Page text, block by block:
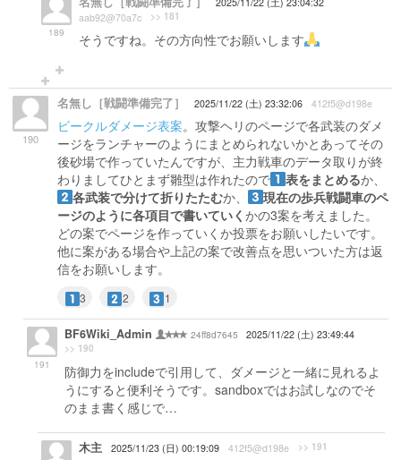
189
aab92@70a7c
>> 181
そうですね。その方向性でお願いします
190
名無し［戦闘準備完了］ 2025/11/22 (土) 23:32:06 412f5@d198e
ビークルダメージ表案。攻撃ヘリのページで各武装のダメ
ージをランチャーのようにまとめられないかとあってその
後砂場で作っていたんですが、主力戦車のデータ取りが終
わりましてひとまず雛型は作れたので
表をまとめるか、
各武装で分けて折りたたむか、
現在の歩兵戦闘車のペ
ージのように各項目で書いていく かの3案を考えました。
どの案でページを作っていくか投票をお願いしたいです。
他に案がある場合や上記の案で改善点を思いついた方は返
信をお願いします。
3 2 1
191
BF6Wiki_Admin 24ff8d7645 2025/11/22 (土) 23:49:44
>> 190
防御力をincludeで引用して、ダメージと一緒に見れるよ
うにすると便利そうです。sandboxではお試しなのでそ
のまま書く感じで…
木主 2025/11/23 (日) 00:19:09 412f5@d198e >> 191